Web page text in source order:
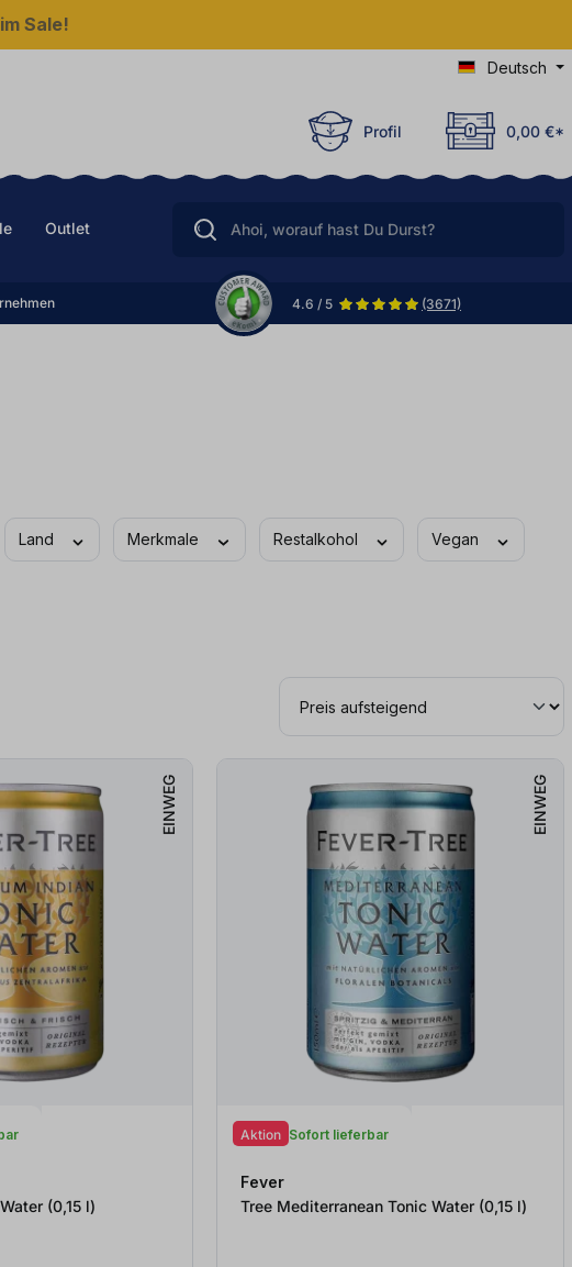
Sale!
Deutsch
Profil 0,00 €*
Outlet
4.6 / 5 (3671)
Land Merkmale Restalkohol Vegan
EINWEG
Tree Indian Tonic Water (0,15 l)
EINWEG
Aktion Sofort lieferbar
Fever
Tree Mediterranean Tonic Water (0,15 l)